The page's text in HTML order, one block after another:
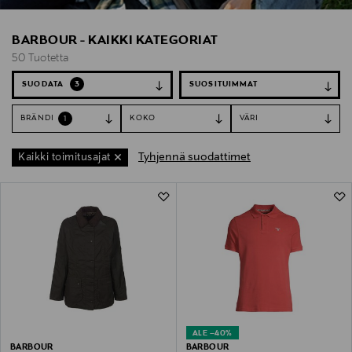
BARBOUR - KAIKKI KATEGORIAT
50 Tuotetta
SUODATA 3
BRÄNDI 1 KOKO VÄRI
Kaikki toimitusajat Tyhjennä suodattimet
BARBOUR
ALE –40%
BARBOUR